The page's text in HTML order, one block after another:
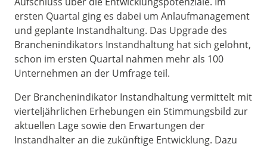
ersten Quartal ging es dabei um Anlaufmanagement
und geplante Instandhaltung. Das Upgrade des
Branchenindikators Instandhaltung hat sich gelohnt,
schon im ersten Quartal nahmen mehr als 100
Unternehmen an der Umfrage teil.
Der Branchenindikator Instandhaltung vermittelt mit
vierteljährlichen Erhebungen ein Stimmungsbild zur
aktuellen Lage sowie den Erwartungen der
Instandhalter an die zukünftige Entwicklung. Dazu